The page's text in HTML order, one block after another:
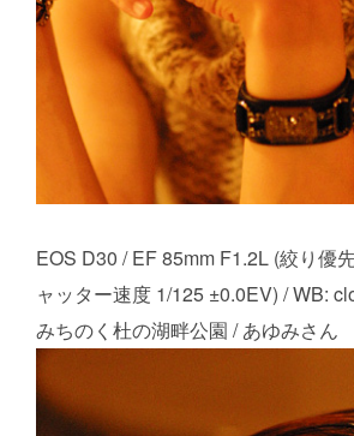
EOS D30 / EF 85mm F1.2L (絞り優
ャッター速度 1/125 ±0.0EV) / WB:
みちのく杜の湖畔公園 / あゆみさん